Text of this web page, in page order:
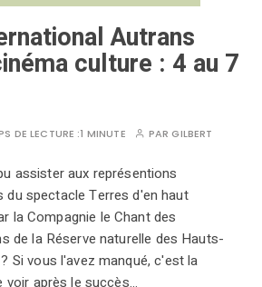
Autrans
culture : 4 au 7
DE LECTURE :1 MINUTE PARGILBERT
assister aux représentions
du spectacle Terres d'en haut
la Compagnie le Chant des
de la Réserve naturelle des Hauts-
Si vous l'avez manqué, c'est la
voir après le succès…